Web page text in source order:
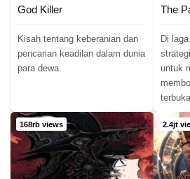
God Killer
Kisah tentang keberanian dan
pencarian keadilan dalam dunia
para dewa.
The
Di
untuk
terbuka.
168rb views 2.4jt